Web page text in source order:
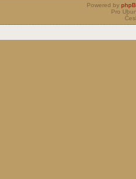
Powered by
Pro